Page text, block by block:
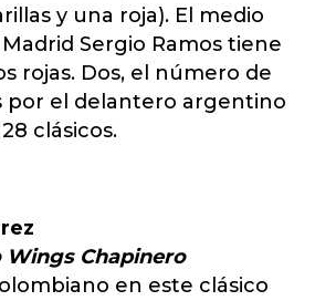
y una roja). El medio
Sergio Ramos tiene
rojas. Dos, el número de
por el delantero argentino
clásicos.
Wings Chapinero
en este clásico